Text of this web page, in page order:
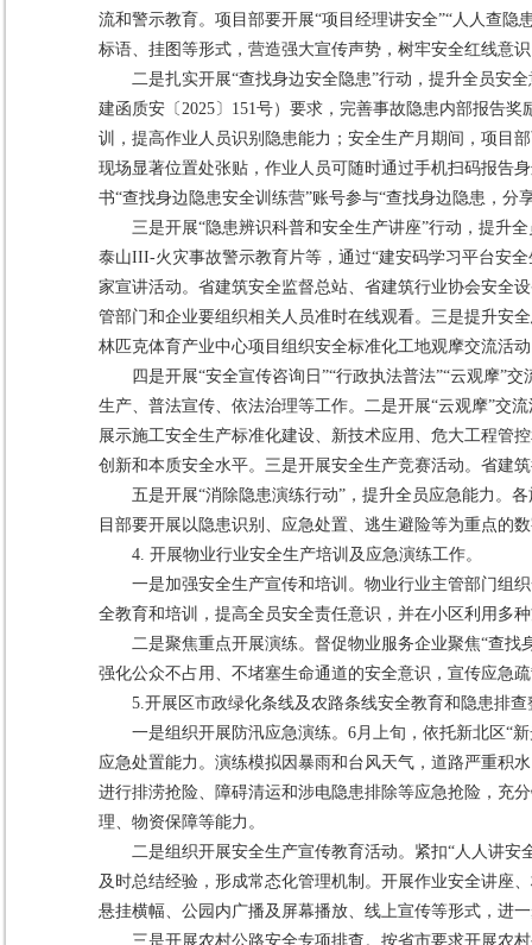
流和警示教育。项目部要开展“项目经理讲安全”“人人查
标语、挂图等形式，营造强大宣传声势，树牢安全红线意
二是扎实开展“查找身边安全隐患”行动，提升全员安
建函质安〔2025〕151号）要求，完善事故隐患内部报告
训，提高作业人员识别隐患能力；安全生产月期间，项目
现场显著位置处张贴，作业人员可随时通过手机扫码报告
书“查找身边隐患安全训练营”账号参与“查找身边隐患，分
三是开展“隐患辨识科普和安全生产讲座”行动，提升
泰山III-火灾事故警示教育片等，通过“建安码学习平台安
家宣讲活动。省建筑安全监督总站、省建筑行业协会安全
管部门和企业要组织相关人员准时在线观看。三是提升安
林匹克体育产业中心项目组织安全标准化工地观摩交流活
四是开展“安全宣传咨询日”“行政执法普法”“云观摩”
生产、普法宣传、依法治理等工作。二是开展“云观摩”交
展示施工安全生产标准化建设、新技术应用、危大工程管
创新和本质安全水平。三是开展安全生产竞赛活动。省建
五是开展“消除隐患演练行动”，提升全员应急能力。
目部要开展以隐患识别、应急处置、逃生避险等为重点的
4. 开展物业行业安全生产培训及应急演练工作。
一是加强安全生产宣传和培训。物业行业主管部门组
全教育和培训，提高全员安全责任意识，并在小区利用多
二是聚焦重点开展演练。督促物业服务企业聚焦“查
强化公众不占用、不堵塞生命通道的安全意识，宣传应急
5.开展区市政绿化条线及农路条线安全教育和隐患排查
一是组织开展防汛应急演练。6月上旬，依托新北区“
应急处置能力。演练模拟因暴雨和台风天气，道路严重积
进行排涝抢险、障碍清运和涉电隐患排除等应急抢险，充
理、物资保障等能力。
二是组织开展安全生产宣传教育活动。紧扣“人人讲
及时总结经验，形成常态化管理机制。开展作业安全讲座
悬挂横幅、公园内广播及屏幕播放、线上宣传等形式，进
三是开展农村公路安全专项排查。按省市要求开展农